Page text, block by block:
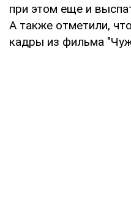
при этом еще и
А также отметили,
кадры из фильма